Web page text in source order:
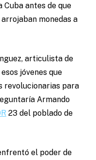
Cuba antes de que
monedas a
articulista de
esos jóvenes que
revolucionarias para
Armando
23 del poblado de
el poder de